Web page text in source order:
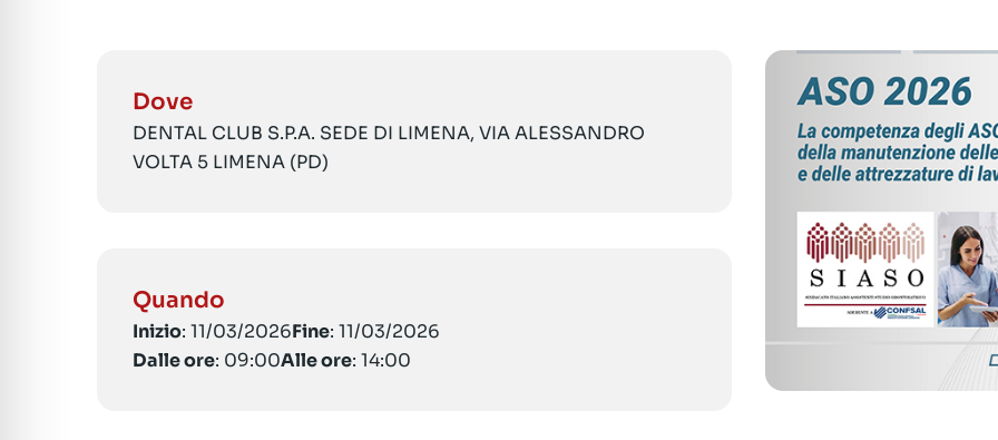
Dove
DENTAL CLUB S.P.A. SEDE DI LIMENA, VIA ALESSANDRO
VOLTA 5 LIMENA (PD)
Quando
Inizio: 11/03/2026Fine: 11/03/2026
Dalle ore: 09:00Alle ore: 14:00